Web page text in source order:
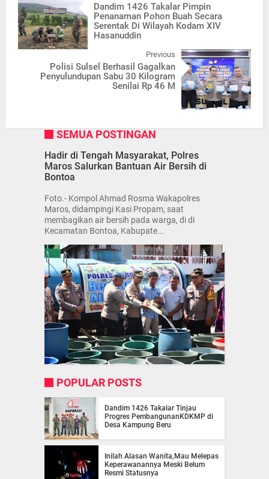
Dandim 1426 Takalar Pimpin
Penanaman Pohon Buah Secara
Serentak Di Wilayah Kodam XIV
Hasanuddin
Previous
Polisi Sulsel Berhasil Gagalkan
Penyulundupan Sabu 30 Kilogram
Senilai Rp 46 M
SEMUA POSTINGAN
Hadir di Tengah Masyarakat, Polres
Maros Salurkan Bantuan Air Bersih di
Bontoa
Foto.- Kompol Ahmad Rosma Wakapolres
Maros, didampingi Kasi Propam, saat
membagikan air bersih pada warga, di di
Kecamatan Bontoa, Kabupate...
POPULAR POSTS
Dandim 1426 Takalar Tinjau
Progres PembangunanKDKMP di
Desa Kampung Beru
Inilah Alasan Wanita,Mau Melepas
Keperawanannya Meski Belum
Resmi Statusnya